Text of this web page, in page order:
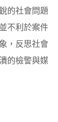
的社會問題
不利於案件
，反思社會
的檢警與媒